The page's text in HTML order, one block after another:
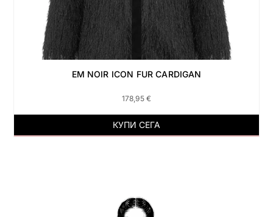
EM NOIR ICON FUR CARDIGAN
178,95 €
КУПИ СЕГА